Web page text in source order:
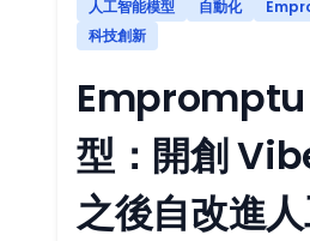
人工智能模型 自動化
科技創新
Empromptu
型：開創
之後自改進